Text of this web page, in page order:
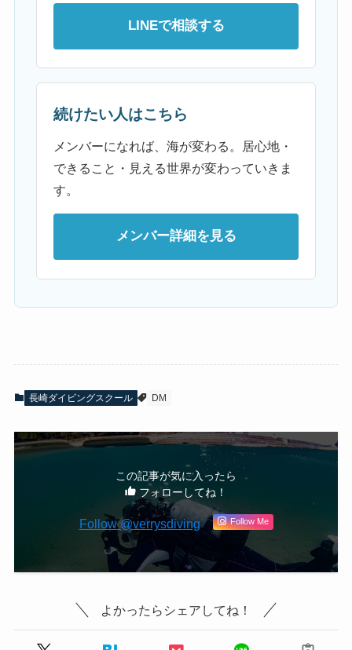
LINEで相談する
続けたい人はこちら
メンバーになれば、海が変わる。居心地・
できること・見える世界が変わっていきま
す。
メンバー詳細を見る
長崎ダイビングスクール DM
この記事が気に入ったら
フォローしてね！
Follow @verrysdiving Follow Me
よかったらシェアしてね！